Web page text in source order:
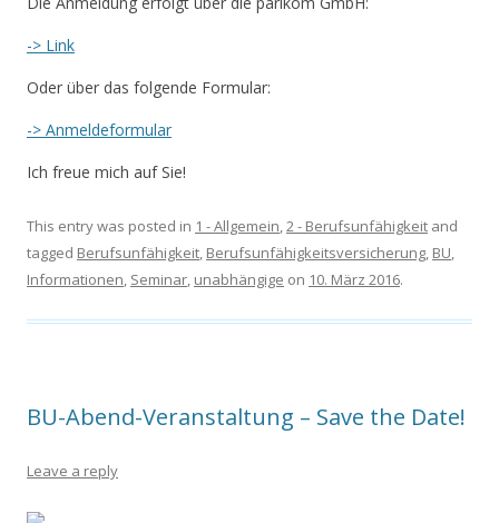
-> Link
Oder über das folgende Formular:
-> Anmeldeformular
Ich freue mich auf Sie!
This entry was posted in 1 - Allgemein,2 - Berufsunfähigkeit and
tagged Berufsunfähigkeit, Berufsunfähigkeitsversicherung, BU,
Informationen, Seminar, unabhängige on 10. März 2016.
BU-Abend-Veranstaltung – Save the Date!
Leave a reply